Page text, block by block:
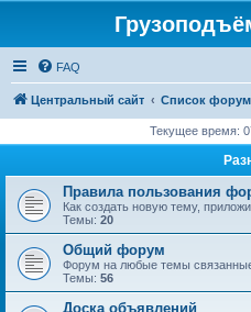
FAQ
Центральный сайт Список
Текущее время:
Правила пользования
Как создать новую тему,
Темы: 20
Общий форум
Форум на любые темы
Темы: 56
Доска объявлений